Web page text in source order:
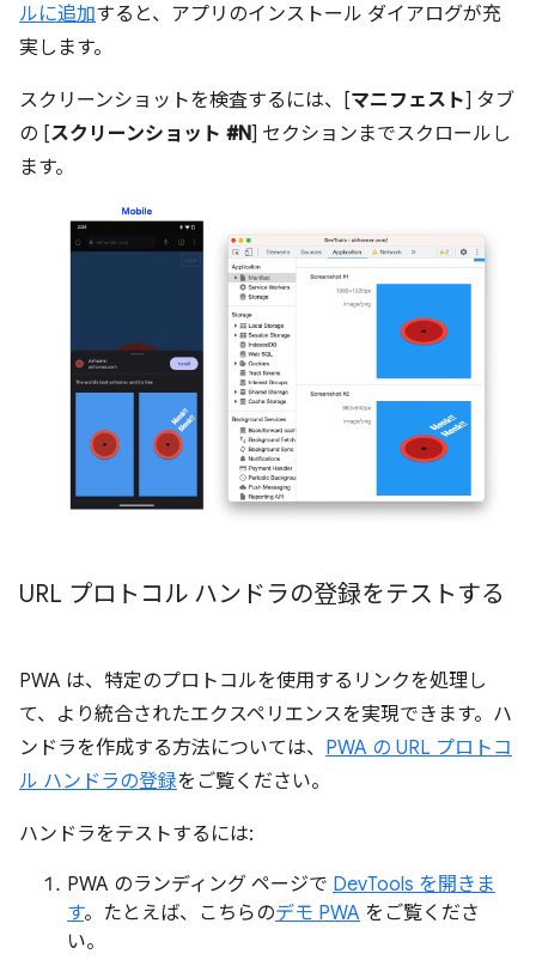
ルに追加すると、アプリのインストール ダイアログが充
実します。
スクリーンショットを検査するには、[マニフェスト] タブ
の [スクリーンショット #N] セクションまでスクロールし
ます。
URL プロトコル ハンドラの登録をテストする
PWA は、特定のプロトコルを使用するリンクを処理し
て、より統合されたエクスペリエンスを実現できます。ハ
ンドラを作成する方法については、 PWA の URL プロトコ
ル ハンドラの登録をご覧ください。
ハンドラをテストするには:
PWA のランディング ページで DevTools を開きま
す。たとえば、こちらのデモ PWA をご覧くださ
い。